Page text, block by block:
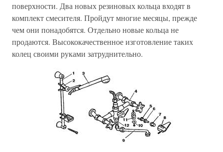
поверхности. Два новых резиновых кольца входят в
комплект смесителя. Пройдут многие месяцы, прежде
чем они понадобятся. Отдельно новые кольца не
продаются. Высококачественное изготовление таких
колец своими руками затруднительно.